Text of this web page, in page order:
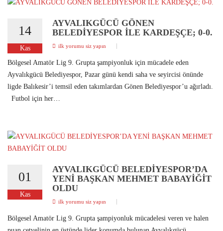
14
Kas
AYVALIKGÜCÜ GÖNEN
BELEDİYESPOR İLE KARDEŞÇE; 0-0.
ilk yorumu siz yapın
Bölgesel Amatör Lig 9. Grupta şampiyonluk için mücadele eden
Ayvalıkgücü Belediyespor, Pazar günü kendi saha ve seyircisi önünde
ligde Balıkesir’i temsil eden takımlardan Gönen Belediyespor’u ağırladı.
Futbol için her…
01
Kas
AYVALIKGÜCÜ BELEDİYESPOR’DA
YENİ BAŞKAN MEHMET BABAYİĞİT
OLDU
ilk yorumu siz yapın
Bölgesel Amatör Lig 9. Grupta şampiyonluk mücadelesi veren ve halen